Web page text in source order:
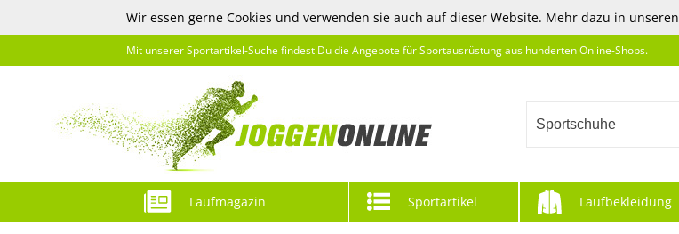
Wir essen gerne Cookies und verwenden sie auch auf dieser Website. Mehr dazu in unseren
Mit unserer Sportartikel-Suche findest Du die Angebote für Sportausrüstung aus hunderten Online-Shops.
Sportschuhe
Laufmagazin Sportartikel Laufbekleidung